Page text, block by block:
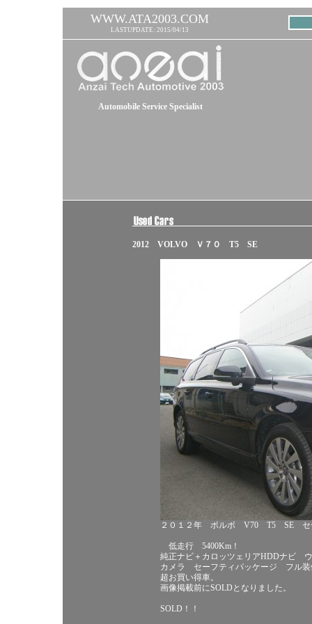
WWW.ATA2003.COM
LASTUPDATE: 2015/04/13
Automobile Service Specialist
2012 VOLVO Ｖ７０ T5 SE
２０１２年 ボルボ V70 T5 SE セ
低走行 5400Km！
純正ナビ＋カロッツェリアHDDナビ
カメラ セーフティパッケージ フル装
超お買い得車。
画像掲載前にSOLDとなりました。
SOLD！！